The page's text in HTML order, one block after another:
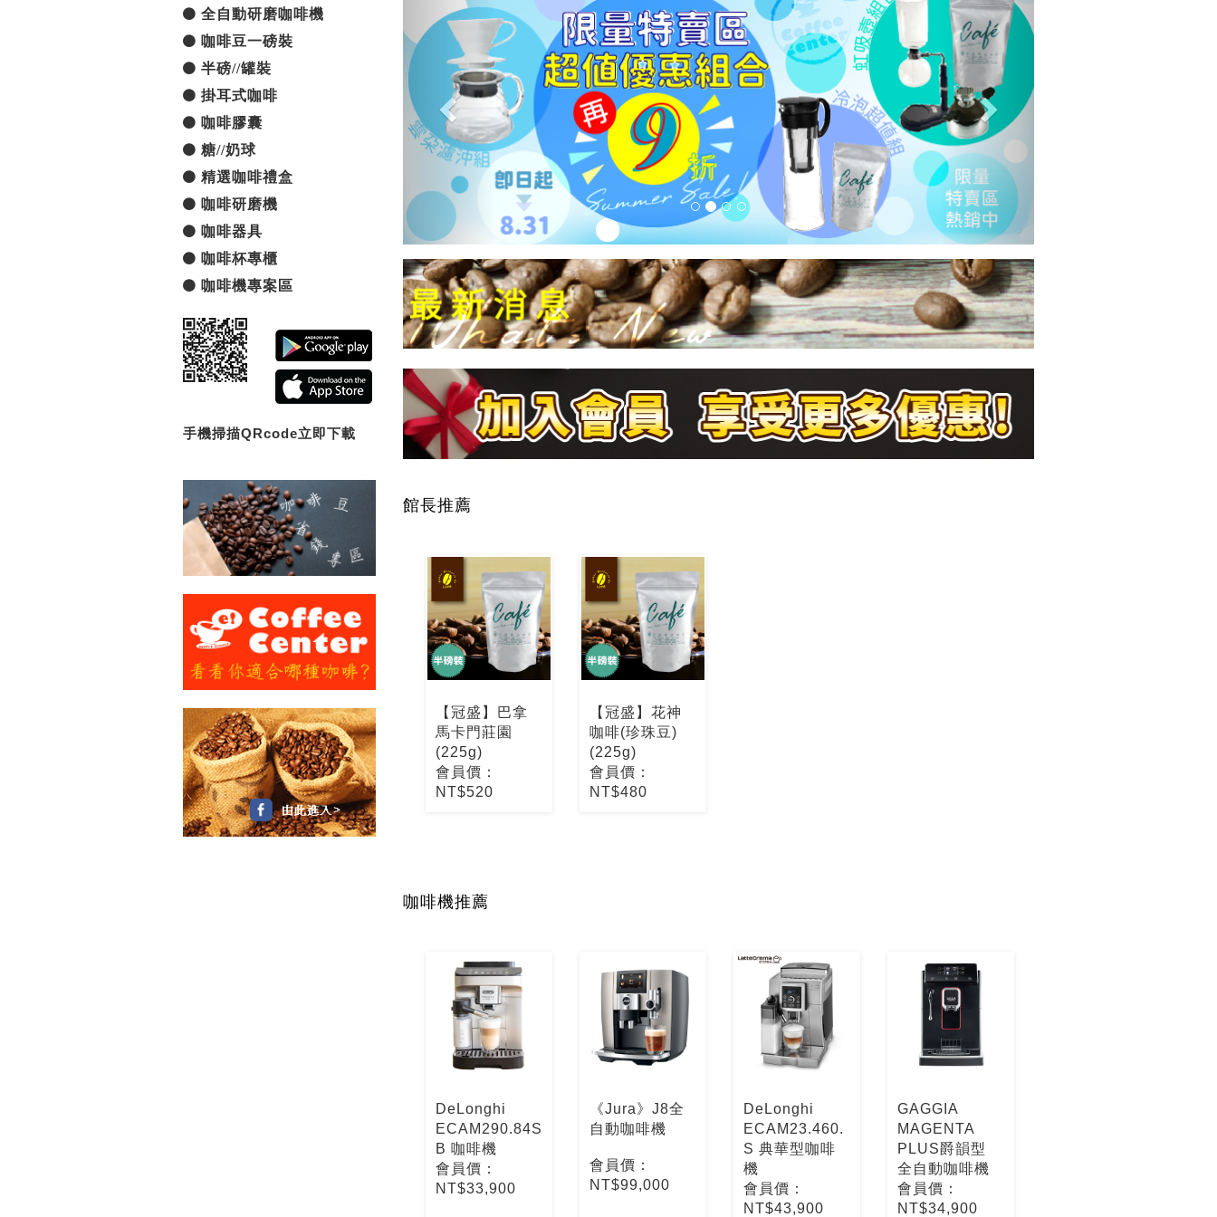
全自動研磨咖啡機
咖啡豆一磅裝
半磅//罐裝
掛耳式咖啡
咖啡膠囊
糖//奶球
精選咖啡禮盒
咖啡研磨機
咖啡器具
咖啡杯專櫃
咖啡機專案區
手機掃描QRcode立即下載
館長推薦
【冠盛】巴拿
馬卡門莊園
(225g)
會員價：
NT$520
【冠盛】花神
咖啡(珍珠豆)
(225g)
會員價：
NT$480
咖啡機推薦
DeLonghi
ECAM290.84S
B 咖啡機
會員價：
NT$33,900
《Jura》J8全
自動咖啡機
會員價：
NT$99,000
DeLonghi
ECAM23.460.
S 典華型咖啡
機
會員價：
NT$43,900
GAGGIA
MAGENTA
PLUS爵韻型
全自動咖啡機
會員價：
NT$34,900